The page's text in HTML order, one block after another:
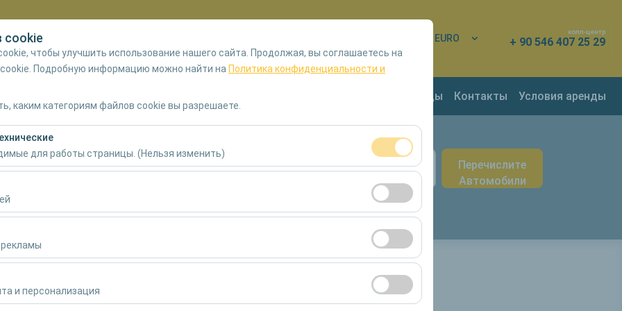
cookie
чтобы улучшить использование нашего сайта. Продолжая, вы соглашаетесь на
Подробную информацию можно найти на Политика конфиденциальности и
каким категориям файлов cookie вы разрешаете.
для работы страницы. (Нельзя изменить)
для корректной работы сайта, безопасности, управления сеансами и
отключить.
нам анализировать, как используется наш сайт (количество посетителей,
поведение пользователей). Эти данные используются для оценки
и постоянного улучшения пользовательского опыта.
показывать вам персонализированную рекламу в соответствии с вашими
эффективность наших рекламных кампаний (показы, коэффициент
и персонализация
EURO
колл-центр
+ 90 546 407 25 29
Пункты аренды Контакты Условия аренды
Дата и время пуска
09:00 09:00
Перечислите
Автомобили